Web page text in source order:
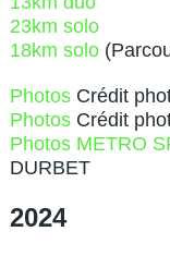
23km solo
18km solo
Photos Crédit
Photos Crédit
Photos METRO
DURBET
2024